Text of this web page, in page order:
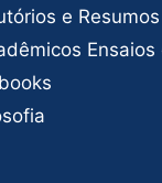
e Resumos
Ensaios